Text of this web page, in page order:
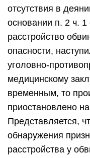
отсутствия в
основании п. 2 ч. 1
расстройство
опасности,
уголовно-
медицинскому
временным, то
приостановлено
Представляется,
обнаружения
расстройства у